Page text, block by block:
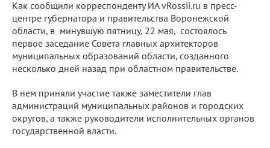
Как сообщили корреспонденту ИА vRossii.ru в пресс-
центре губернатора и правительства Воронежской
области, в минувшую пятницу, 22 мая, состоялось
первое заседание Совета главных архитекторов
муниципальных образований области, созданного
несколько дней назад при областном правительстве.
В нем приняли участие также заместители глав
администраций муниципальных районов и городских
округов, а также руководители исполнительных органов
государственной власти.